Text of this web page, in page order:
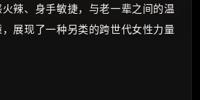
辣、身手敏捷，与老一辈之间的温
展现了一种另类的跨世代女性力量